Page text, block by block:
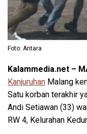
Foto: Antara
Kalammedia.net –
Kanjuruhan Malang
Satu korban terakhir
Andi Setiawan (33)
RW 4, Kelurahan